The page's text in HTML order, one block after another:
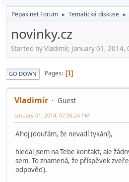
Pepak.net Forum ► Tematická diskuse ►
novinky.cz
Started by Vladimír, January 01, 2014,
GO DOWN Pages 1
Vladimír Guest
January 01, 2014, 07:06:24 PM
Ahoj (doufám, že nevadí tykání),
hledal jsem na Tebe kontakt, ale
sem. To znamená, že příspěvek
odpověď).